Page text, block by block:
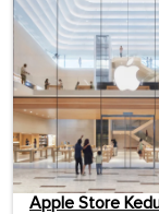
Apple Store